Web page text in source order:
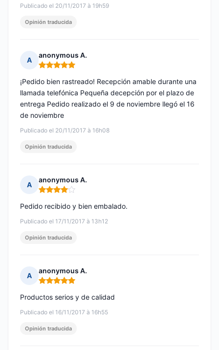
Publicado el 20/11/2017 à 19h59
Opinión traducida
A
anonymous A.
Nota: 5 de 5
Publicado el 20/11/2017 à 16h08
¡Pedido bien rastreado! Recepción amable durante una
llamada telefónica Pequeña decepción por el plazo de
entrega Pedido realizado el 9 de noviembre llegó el 16
de noviembre
Opinión traducida
A
anonymous A.
Nota: 4 de 5
Publicado el 17/11/2017 à 13h12
Pedido recibido y bien embalado.
Opinión traducida
A
anonymous A.
Nota: 5 de 5
Publicado el 16/11/2017 à 16h55
Productos serios y de calidad
Opinión traducida